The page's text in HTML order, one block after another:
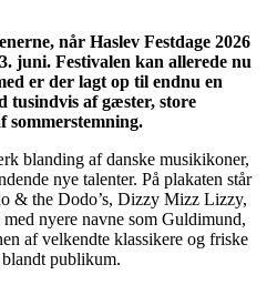
når Haslev Festdage 2026
juni. Festivalen kan allerede nu
er der lagt op til endnu en
tusindvis af gæster, store
sommerstemning.
blanding af danske musikikoner,
nye talenter. På plakaten står
& the Dodo’s, Dizzy Mizz Lizzy,
nyere navne som Guldimund,
af velkendte klassikere og friske
publikum.